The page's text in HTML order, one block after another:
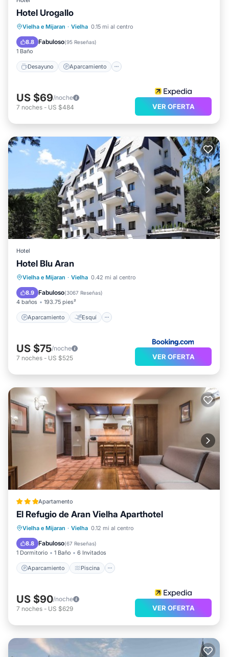
Hotel Urogallo
Vielha e Mijaran · Vielha 0.15 mi al centro
8.8 Fabuloso(95 Reseñas)
1 Baño
Desayuno Aparcamiento
Desayuno Aparcamiento
Internet
US $69/noche
7 noches - US $484 VER OFERTA
Hotel
Hotel Blu Aran
Vielha e Mijaran · Vielha 0.42 mi al centro
8.9 Fabuloso(3067 Reseñas)
4 baños 193.75 pies²
Aparcamiento Esquí
Aparcamiento Esquí
Apto para niños
US $75/noche
7 noches - US $525 VER OFERTA
Apartamento
El Refugio de Aran Vielha Aparthotel
Vielha e Mijaran · Vielha 0.12 mi al centro
8.8 Fabuloso(67 Reseñas)
1 Dormitorio 1 Baño 6 Invitados
Aparcamiento Piscina
Aparcamiento
Piscina
Balcón/Terraza
US $90/noche
7 noches - US $629 VER OFERTA